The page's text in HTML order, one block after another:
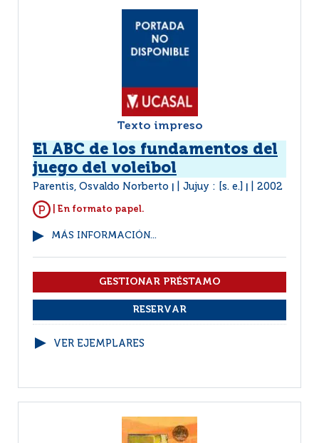
Texto impreso
El ABC de los fundamentos del
juego del voleibol
Parentis, Osvaldo Norberto Jujuy : [s. e.] 2002
| En formato papel.
MÁS INFORMACIÓN...
VER EJEMPLARES